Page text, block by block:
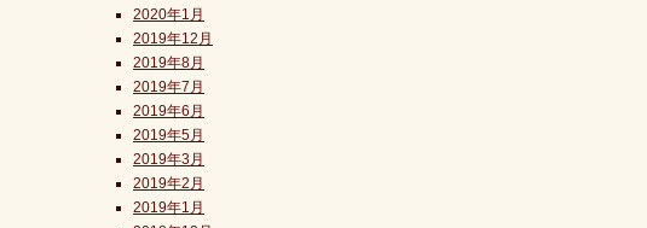
2020年1月
2019年12月
2019年8月
2019年7月
2019年6月
2019年5月
2019年3月
2019年2月
2019年1月